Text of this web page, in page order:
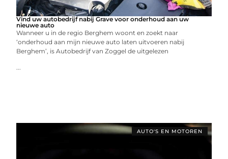
Vind uw autobedrijf nabij Grave voor onderhoud aan uw
nieuwe auto
Wanneer u in de regio Berghem woont en zoekt naar
‘onderhoud aan mijn nieuwe auto laten uitvoeren nabij
Berghem’, is Autobedrijf van Zoggel de uitgelezen
...
AUTO'S EN MOTOREN